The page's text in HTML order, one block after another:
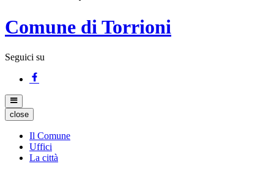
Comune di Torrioni
Seguici su
close
Il Comune
Uffici
La città